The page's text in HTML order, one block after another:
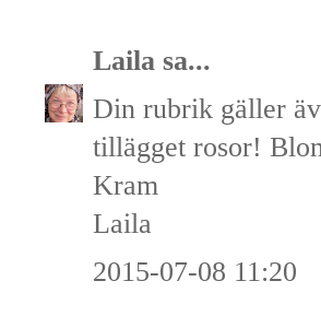
Laila sa...
Din rubrik gäller
tillägget rosor!
Kram
Laila
2015-07-08 11:20